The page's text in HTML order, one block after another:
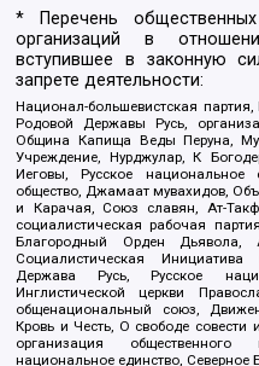
* Перечень
организаций в
вступившее в законную
запрете деятельности:
Национал-большевистская
Родовой Державы Русь,
Община Капища Веды Перуна,
Учреждение, Нурджулар, К
Иеговы, Русское национальное
общество, Джамаат мувахидов,
и Карачая, Союз славян, Ат-
социалистическая рабочая
Благородный Орден Дьявола,
Социалистическая Инициатива
Держава Русь, Русское
Инглистической церкви
общенациональный союз,
Кровь и Честь, О свободе
организация общественного
национальное единство, Северное